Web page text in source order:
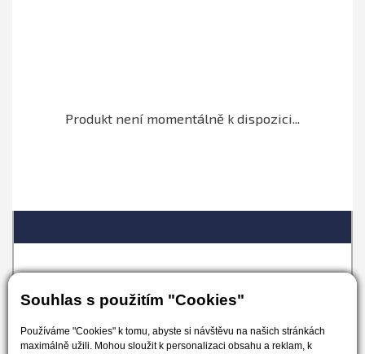
Souhlas s použitím "Cookies"
Používáme "Cookies" k tomu, abyste si návštěvu na našich stránkách
maximálně užili. Mohou sloužit k personalizaci obsahu a reklam, k
Produkt není momentálně k dispozici...
Obchodní podmínky
Doprava a platba
Odstoupení od smlouvy